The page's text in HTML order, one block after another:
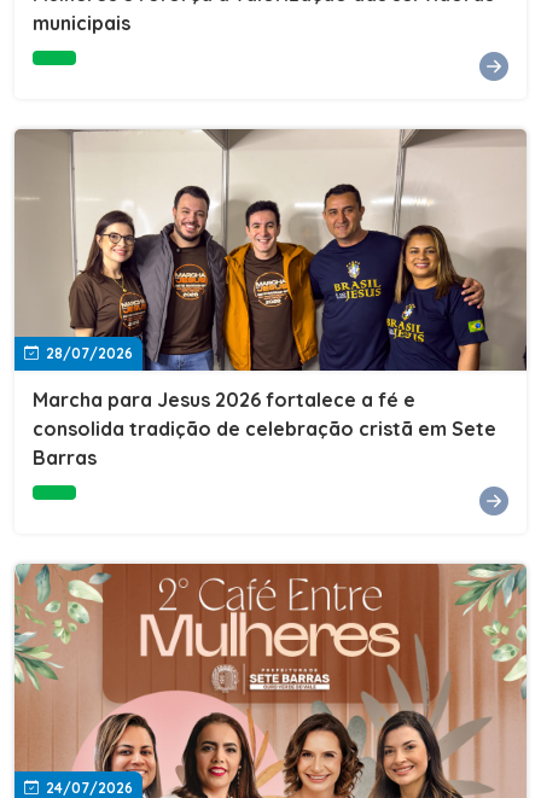
Cultura, Esporte e Lazer, Paulo Thomas, prestigiou os
compromisso da nossa gestão com a inclusão,
oferecendo a jovens e adultos a oportunidade de
concluir seus estudos e construir um futuro melhor.
Cada certificado entregue simboliza esforço,
determinação e a certeza de que investir em educação
é investir no desenvolvimento de Sete Barras."A
Prefeitura de Sete Barras também agradeceu ao SESI,
parceiro fundamental na retomada e ampliação da
Educação de Jovens e Adultos, aos professores, à
equipe da Secretaria Municipal de Educação e a todos
os profissionais que contribuíram para que esse
importante projeto voltasse a transformar a vida de
municipais
28/07/2026
Marcha para Jesus 2026 fortalece a fé e
consolida tradição de celebração cristã em Sete
Barras
24/07/2026